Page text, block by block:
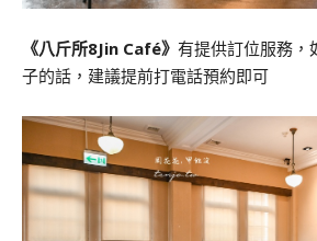
《八斤所8Jin Café》 有提供訂位服務，
子的話，建議提前打電話預約即可